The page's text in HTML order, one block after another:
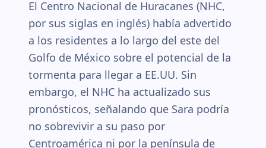
El Centro Nacional de Huracanes (NHC,
por sus siglas en inglés) había advertido
a los residentes a lo largo del este del
Golfo de México sobre el potencial de la
tormenta para llegar a EE.UU. Sin
embargo, el NHC ha actualizado sus
pronósticos, señalando que Sara podría
no sobrevivir a su paso por
Centroamérica ni por la península de